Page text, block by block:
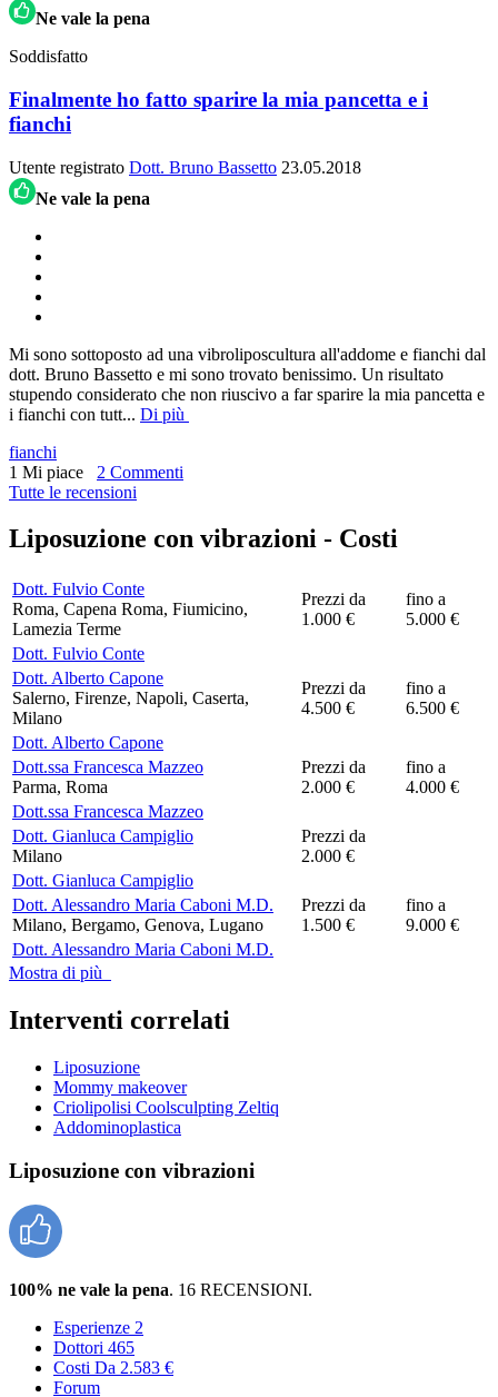
Ne vale la pena
Soddisfatto
Finalmente ho fatto sparire la mia pancetta e i
fianchi
Utente registrato Dott. Bruno Bassetto 23.05.2018
Ne vale la pena
Mi sono sottoposto ad una vibroliposcultura all'addome e fianchi dal
dott. Bruno Bassetto e mi sono trovato benissimo. Un risultato
stupendo considerato che non riuscivo a far sparire la mia pancetta e
i fianchi con tutt... Di più
fianchi
1 Mi piace 2 Commenti
Tutte le recensioni
Liposuzione con vibrazioni - Costi
Dott. Fulvio Conte
Roma, Capena Roma, Fiumicino,
Lamezia Terme
Prezzi da
1.000 €
fino a
5.000 €
Dott. Fulvio Conte
Dott. Alberto Capone
Salerno, Firenze, Napoli, Caserta,
Milano
Prezzi da
4.500 €
fino a
6.500 €
Dott. Alberto Capone
Dott.ssa Francesca Mazzeo
Parma, Roma
Prezzi da
2.000 €
fino a
4.000 €
Dott.ssa Francesca Mazzeo
Dott. Gianluca Campiglio
Milano
Prezzi da
2.000 €
Dott. Gianluca Campiglio
Dott. Alessandro Maria Caboni M.D.
Milano, Bergamo, Genova, Lugano
Prezzi da
1.500 €
fino a
9.000 €
Dott. Alessandro Maria Caboni M.D.
Mostra di più
Interventi correlati
Liposuzione
Mommy makeover
Criolipolisi Coolsculpting Zeltiq
Addominoplastica
Liposuzione con vibrazioni
100% ne vale la pena. 16 RECENSIONI.
Esperienze 2
Dottori 465
Costi Da 2.583 €
Forum